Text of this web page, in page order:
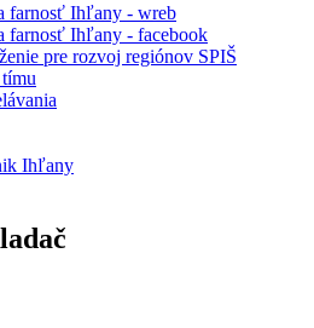
farnosť Ihľany - wreb
farnosť Ihľany - facebook
pre rozvoj regiónov SPIŠ
Ihľany